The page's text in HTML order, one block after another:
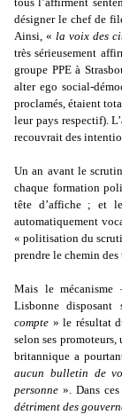
désigner le chef de
Ainsi, «la voix des
très sérieusement
groupe PPE à
alter ego social-
proclamés, étaient
leur pays respectif).
recouvrait des
Un an avant le
chaque formation
tête d’affiche ; et
automatiquement
« politisation du
prendre le chemin
Mais le
Lisbonne
compte » le résultat
selon ses promoteurs,
britannique a
aucun bulletin de
personne ». Dans
détriment des